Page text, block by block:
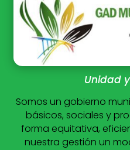
Unidad
Somos un gobierno
básicos, sociales y
forma equitativa,
nuestra gestión un